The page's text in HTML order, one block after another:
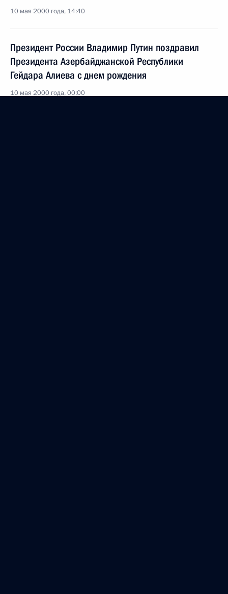
10 мая 2000 года, 14:40
Президент России Владимир Путин поздравил
Президента Азербайджанской Республики
Гейдара Алиева с днем рождения
10 мая 2000 года, 00:00